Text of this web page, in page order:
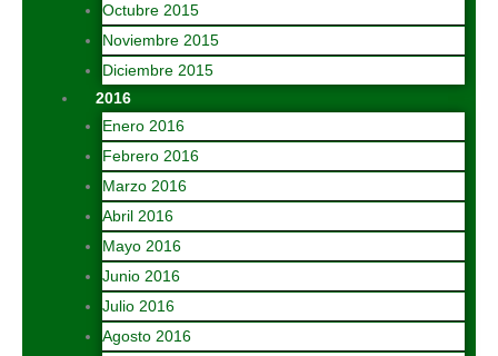
Octubre 2015
Noviembre 2015
Diciembre 2015
2016
Enero 2016
Febrero 2016
Marzo 2016
Abril 2016
Mayo 2016
Junio 2016
Julio 2016
Agosto 2016